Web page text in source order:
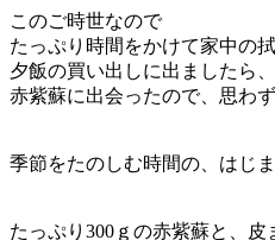
このご時世なので
たっぷり時間をかけて家中の
夕飯の買い出しに出ましたら
赤紫蘇に出会ったので、思わず
季節をたのしむ時間の、はじま
たっぷり300ｇの赤紫蘇と、皮